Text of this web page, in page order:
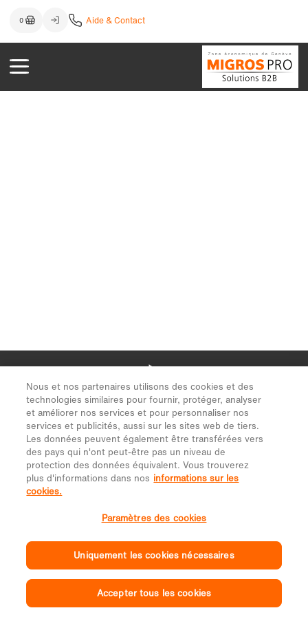
Nous et nos partenaires utilisons des cookies et des
technologies similaires pour fournir, protéger, analyser
et améliorer nos services et pour personnaliser nos
services et publicités, aussi sur les sites web de tiers.
Les données peuvent également être transférées vers
des pays qui n'ont peut-être pas un niveau de
protection des données équivalent. Vous trouverez
plus d'informations dans nos informations sur les
cookies.
Paramètres des cookies
Uniquement les cookies nécessaires
Accepter tous les cookies